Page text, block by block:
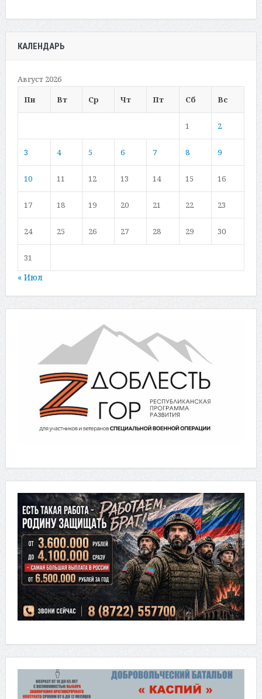
КАЛЕНДАРЬ
Август 2026
Пн
Вт Ср Чт Пт Сб Вс
1 2
3 4 5 6 7 8 9
10 11 12 13 14 15 16
17 18 19 20 21 22 23
24 25 26 27 28 29 30
31
« Июл